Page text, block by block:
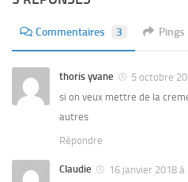
Commentaires 3 Pings
thoris yvane
5 octobre
si on veux mettre de la
autres
Répondre
Claudie
16 janvier 2018 à